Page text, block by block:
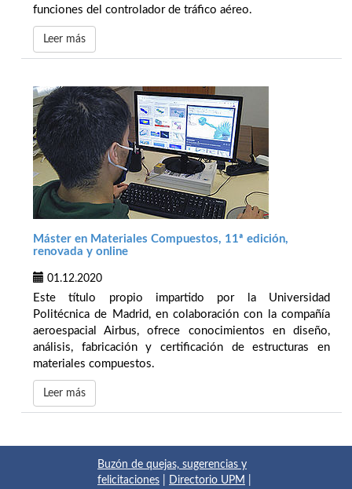
funciones del controlador de tráfico aéreo.
Leer más
Máster en Materiales Compuestos, 11ª edición,
renovada y online
01.12.2020
Este título propio impartido por la Universidad
Politécnica de Madrid, en colaboración con la compañía
aeroespacial Airbus, ofrece conocimientos en diseño,
análisis, fabricación y certificación de estructuras en
materiales compuestos.
Leer más
Buzón de quejas, sugerencias y
felicitaciones
Directorio UPM